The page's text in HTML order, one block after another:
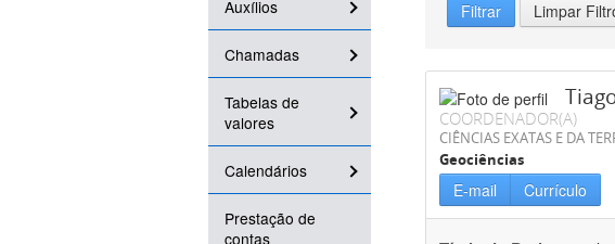
Auxílios
Chamadas
Tabelas de
valores
Calendários
Prestação de
contas
Filtrar Limpar
COORDENADOR(A)
CIÊNCIAS EXATAS E DA
Geociências
E-mail Currículo